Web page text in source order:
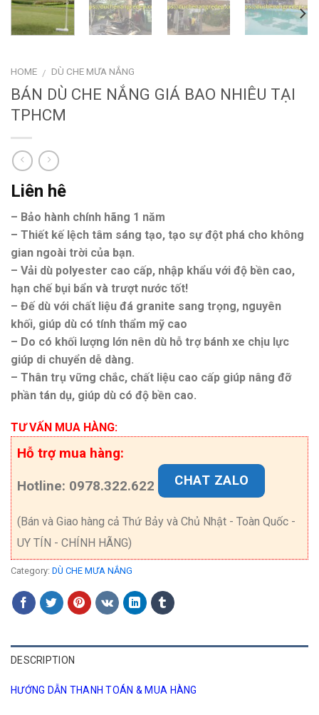
HOME / DÙ CHE MƯA NẮNG
BÁN DÙ CHE NẮNG GIÁ BAO NHIÊU TẠI
TPHCM
Liên hê
– Bảo hành chính hãng 1 năm
– Thiết kế lệch tâm sáng tạo, tạo sự đột phá cho không
gian ngoài trời của bạn.
– Vải dù polyester cao cấp, nhập khẩu với độ bền cao,
hạn chế bụi bẩn và trượt nước tốt!
– Đế dù với chất liệu đá granite sang trọng, nguyên
khối, giúp dù có tính thẩm mỹ cao
– Do có khối lượng lớn nên dù hỗ trợ bánh xe chịu lực
giúp di chuyển dễ dàng.
– Thân trụ vững chắc, chất liệu cao cấp giúp nâng đỡ
phần tán dụ, giúp dù có độ bền cao.
TƯ VẤN MUA HÀNG:
Hỗ trợ mua hàng:
Hotline: 0978.322.622 CHAT ZALO
(Bán và Giao hàng cả Thứ Bảy và Chủ Nhật - Toàn Quốc -
UY TÍN - CHÍNH HÃNG)
Category: DÙ CHE MƯA NẮNG
DESCRIPTION
HƯỚNG DẪN THANH TOÁN & MUA HÀNG